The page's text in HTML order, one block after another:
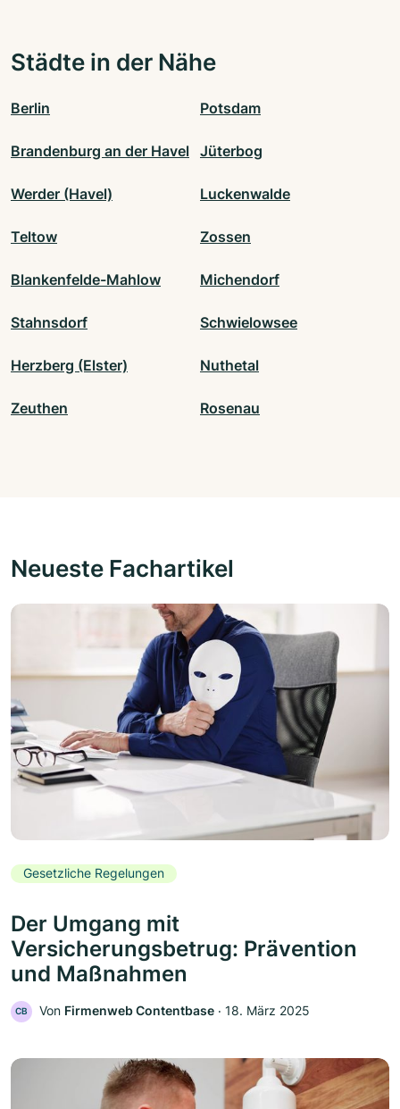
Städte in der Nähe
Berlin Potsdam
Brandenburg an der Havel Jüterbog
Werder (Havel) Luckenwalde
Teltow Zossen
Blankenfelde-Mahlow Michendorf
Stahnsdorf Schwielowsee
Herzberg (Elster) Nuthetal
Zeuthen Rosenau
Neueste Fachartikel
Gesetzliche Regelungen
Der Umgang mit
Versicherungsbetrug: Prävention
und Maßnahmen
CB Von Firmenweb Contentbase ‧ 18. März 2025